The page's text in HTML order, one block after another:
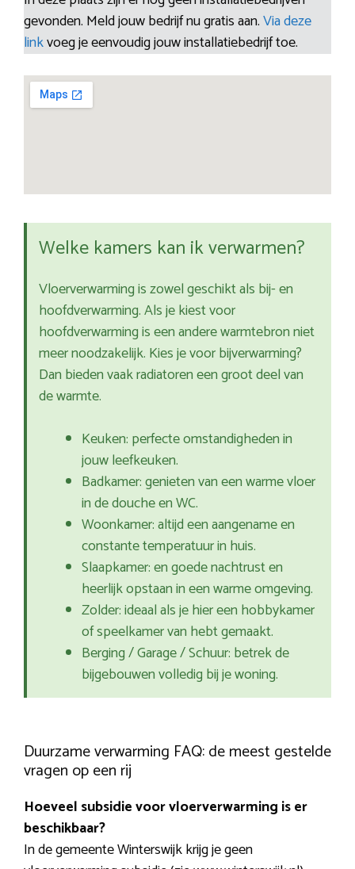
gevonden. Meld jouw bedrijf nu gratis aan.Via deze
linkvoeg je eenvoudig jouw installatiebedrijf toe.
Welke kamers kan ik verwarmen?
Vloerverwarming is zowel geschikt als bij- en
hoofdverwarming. Als je kiest voor
hoofdverwarming is een andere warmtebron niet
meer noodzakelijk. Kies je voor bijverwarming?
Dan bieden vaak radiatoren een groot deel van
de warmte.
Keuken: perfecte omstandigheden in
jouw leefkeuken.
Badkamer: genieten van een warme vloer
in de douche en WC.
Woonkamer: altijd een aangename en
constante temperatuur in huis.
Slaapkamer: en goede nachtrust en
heerlijk opstaan in een warme omgeving.
Zolder: ideaal als je hier een hobbykamer
of speelkamer van hebt gemaakt.
Berging / Garage / Schuur: betrek de
bijgebouwen volledig bij je woning.
Duurzame verwarming FAQ: de meest gestelde
vragen op een rij
Hoeveel subsidie voor vloerverwarming is er
beschikbaar?
In de gemeente Winterswijk krijg je geen